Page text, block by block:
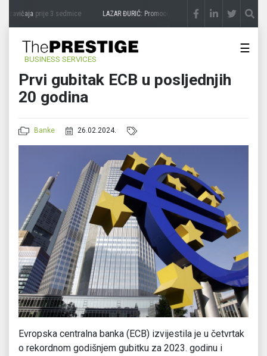
zavičajaprije 3 sedmice LAZAR ĐURIĆ: Promocija potencijal pretvara u destinaciju
BUSINESS SERVICES
☰
Prvi gubitak ECB u posljednjih
20 godina
Banke 26.02.2024.
Evropska centralna banka (ECB) izvijestila je u četvrtak
o rekordnom godišnjem gubitku za 2023. godinu i